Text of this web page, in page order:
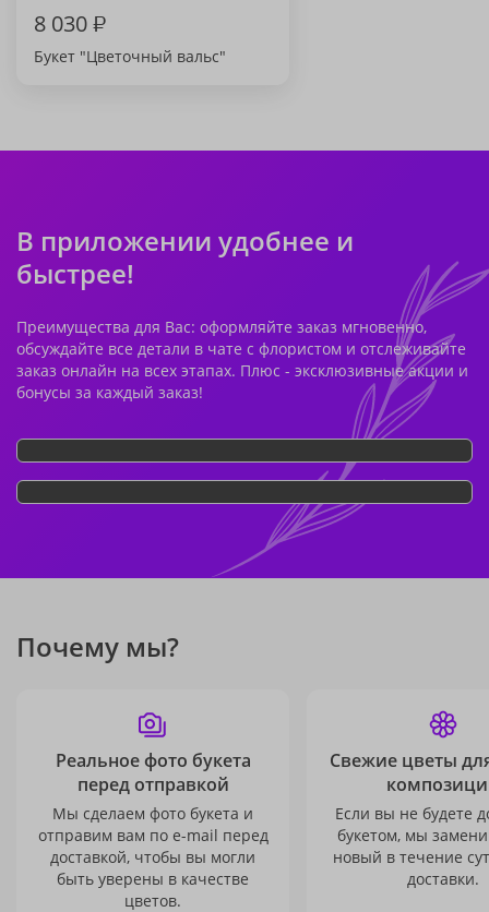
8 030₽
Букет "Цветочный вальс"
В приложении удобнее и
быстрее!
Преимущества для Вас: оформляйте заказ мгновенно,
обсуждайте все детали в чате с флористом и отслеживайте
заказ онлайн на всех этапах. Плюс - эксклюзивные акции и
бонусы за каждый заказ!
Почему мы?
Реальное фото букета
перед отправкой
Мы сделаем фото букета и
отправим вам по e-mail перед
доставкой, чтобы вы могли
быть уверены в качестве
цветов.
Свежие цветы
Если вы не будете
букетом, мы
новый в течение
доставки.